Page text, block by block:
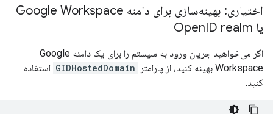
اختیاری: بهینه‌سازی برای دامنه Google Workspace
یا Open ID realm
اگر می‌خواهید جریان ورود به سیستم را برای یک دامنه Google
Workspace بهینه کنید، از پارامتر
GIDHostedDomain استفاده
کنید.